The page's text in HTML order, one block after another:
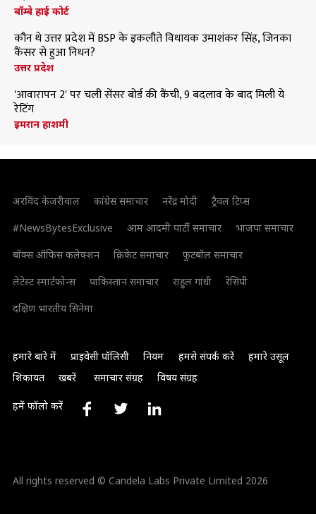
बॉम्बे हाई कोर्ट
कौन थे उत्तर प्रदेश में BSP के इकलौते विधायक उमाशंकर सिंह, जिनका
कैंसर से हुआ निधन?
उत्तर प्रदेश
'आवारापन 2' पर चली सेंसर बोर्ड की कैंची, 9 बदलाव के बाद मिली ये
रेटिंग
इमरान हाशमी
अरविंद केजरीवाल कांग्रेस समाचार नरेंद्र मोदी
ट्रैवल टिप्स
#NewsBytesExclusive
आम आदमी पार्टी समाचार
भाजपा समाचार
बॉक्स ऑफिस कलेक्शन
क्रिकेट समाचार
फुटबॉल समाचार
लेटेस्ट स्मार्टफोन्स
पाकिस्तान समाचार राहुल गांधी
रेसिपी
दक्षिण भारतीय सिनेमा
हमारे बारे में प्राइवेसी पॉलिसी नियम हमसे संपर्क करें
हमारे उसूल
शिकायत
खबरें समाचार संग्रह विषय संग्रह
हमें फॉलो करें
All rights reserved © Candela Labs Private Limited 2026